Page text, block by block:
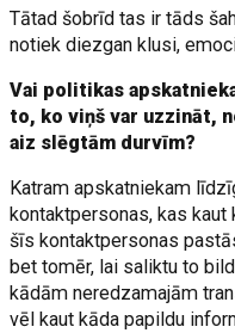
Tātad šobrīd tas ir tāds
notiek diezgan klusi,
Vai politikas
to, ko viņš var uzzināt,
aiz slēgtām durvīm?
Katram apskatniekam
kontaktpersonas, kas
šīs kontaktpersonas
bet tomēr, lai saliktu to
kādām neredzamajām
vēl kaut kāda papildu